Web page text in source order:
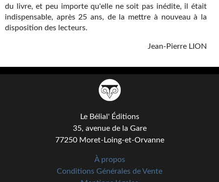
du livre, et peu importe qu'elle ne soit pas inédite, il était
indispensable, après 25 ans, de la mettre à nouveau à la
disposition des lecteurs.
Jean-Pierre LION
Le Bélial' Éditions
35, avenue de la Gare
77250 Moret-Loing-et-Orvanne
À propos
Conditions Générales de Vente